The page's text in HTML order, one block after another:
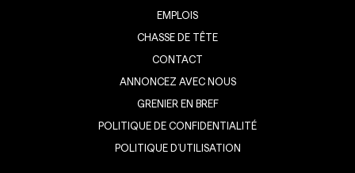
EMPLOIS
CHASSE DE TÊTE
CONTACT
ANNONCEZ AVEC NOUS
GRENIER EN BREF
POLITIQUE DE CONFIDENTIALITÉ
POLITIQUE D’UTILISATION